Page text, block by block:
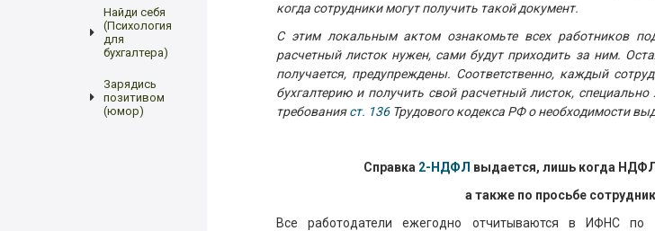
Найди себя
(Психология
для
бухгалтера)
Зарядись
позитивом
(юмор)
когда сотрудники могут получить такой документ.
С этим локальным актом ознакомьте всех работников
расчетный листок нужен, сами будут приходить за ним.
получается, предупреждены. Соответственно, каждый
бухгалтерию и получить свой расчетный листок,
требованияст. 136Трудового кодекса РФ о необходимости
Справка 2-НДФЛ выдается, лишь когда
а также по просьбе
Все работодатели ежегодно отчитываются в ИФНС по